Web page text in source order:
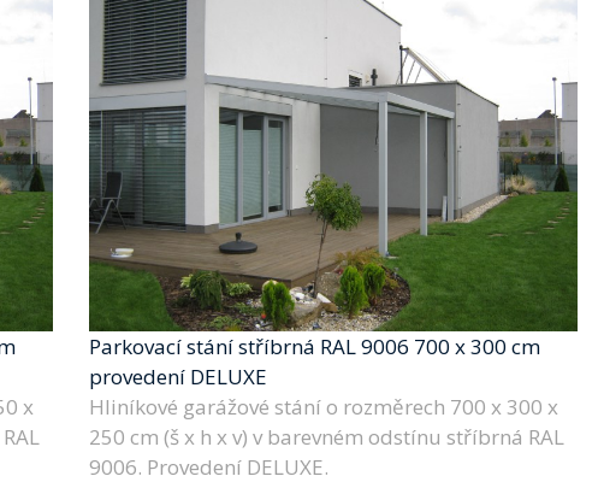
x
Parkovací stání stříbrná RAL 9006 700 x 300 cm
provedení DELUXE
Hliníkové garážové stání o rozměrech 700 x 300 x
250 cm (š x h x v) v barevném odstínu stříbrná RAL
9006. Provedení DELUXE.